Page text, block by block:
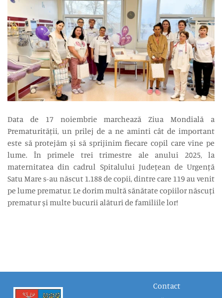
Data de 17 noiembrie marchează Ziua Mondială a
Prematurității, un prilej de a ne aminti cât de important
este să protejăm și să sprijinim fiecare copil care vine pe
lume. În primele trei trimestre ale anului 2025, la
maternitatea din cadrul Spitalului Județean de Urgență
Satu Mare s-au născut 1.188 de copii, dintre care 119 au venit
pe lume prematur. Le dorim multă sănătate copiilor născuți
prematur și multe bucurii alături de familiile lor!
Contact